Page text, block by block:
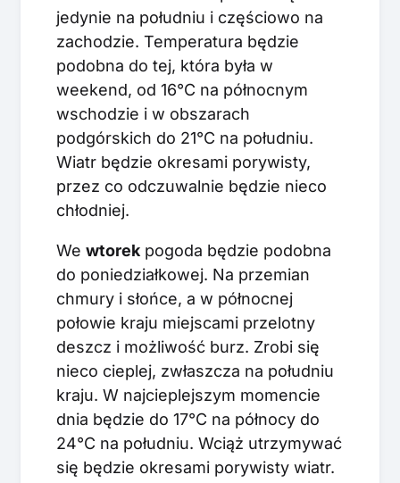
jedynie na południu i częściowo na
zachodzie. Temperatura będzie
podobna do tej, która była w
weekend, od 16°C na północnym
wschodzie i w obszarach
podgórskich do 21°C na południu.
Wiatr będzie okresami porywisty,
przez co odczuwalnie będzie nieco
chłodniej.
We wtorek pogoda będzie podobna
do poniedziałkowej. Na przemian
chmury i słońce, a w północnej
połowie kraju miejscami przelotny
deszcz i możliwość burz. Zrobi się
nieco cieplej, zwłaszcza na południu
kraju. W najcieplejszym momencie
dnia będzie do 17°C na północy do
24°C na południu. Wciąż utrzymywać
się będzie okresami porywisty wiatr.